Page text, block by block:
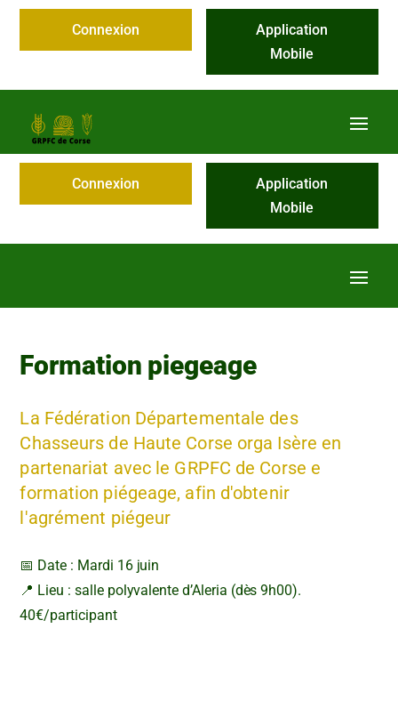
Connexion
Application
Mobile
Connexion
Application
Mobile
Formation piegeage
La Fédération Départementale des
Chasseurs de Haute Corse orga Isère en
partenariat avec le GRPFC de Corse e
formation piégeage, afin d'obtenir
l'agrément piégeur
📅 Date : Mardi 16 juin
📍 Lieu : salle polyvalente d’Aleria (dès 9h00).
40€/participant